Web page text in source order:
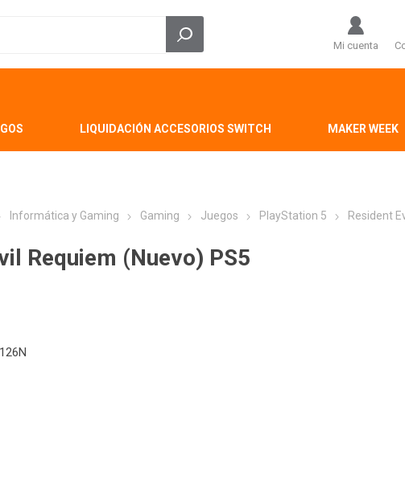
Mi cuenta
LIQUIDACIÓN ACCESORIOS SWITCH MAKER WEEK
Informática y Gaming Gaming Juegos PlayStation 5 Resident
Requiem (Nuevo) PS5